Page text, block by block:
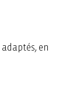
en